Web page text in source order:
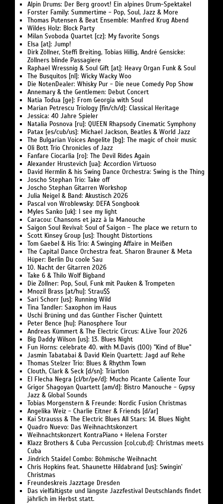
Alpin Drums: Der Berg groovt! Ein alpines Drum-Spektakel
Forster Family: Summertime - Pop, Soul, Jazz & More
Thomas Putensen & Beat Ensemble: Manfred Krug Abend
Wildes Holz: Block Party
Milan Svoboda Quartet [cz]: My favorite Songs
Elsa [at]: Jump!
Dirk Zöllner, Steffi Breiting, Tobias Hillig, André Gensicke:
Zöllners blinde Passagiere
Raphael Wressnig & Soul Gift [at]: Heavy Organ Funk & Soul
The Busquitos [nl]: Wicky Wacky Woo
Die NotenDealer: Whisky Pur - Die neue Comedy Pop Show
Annemary & the Gentlemen: Debut Concert
Natia Todua [ge]: From Georgia with Soul
Marian Petrescu Triology [fin/ch/d]: Classical Heritage
Jessica: 40 Jahre Spieler
Natalia Posnova [ru]: QUEEN Rhapsody Cinematic Symphony
Patax [es/cub/us]: Michael Jackson, Beatles & World Jazz
The Bulgarian Voices Angelite [bg]: The magic of choir music
Oli Bott Trio Chronicles of Jazz
Fanfare Ciocarlia [ro]: The Devil Rides Again
Alexander Hrustevich [ua]: Accordion Virtuoso
David Hermlin & his Swing Dance Orchestra: Swing is the Thing
Joscho Stephan Trio: Take off
Joscho Stephan Gitarren Workshop
Julia Neigel & Band: Akustisch 2026
Pascal von Wroblewsky: DEFA Songbook
Myles Sanko [uk]: I see my light
Caracou: Chansons et jazz à la Manouche
Saigon Soul Revival: Soul of Saigon - The place we return to
Scott Kinsey Group [us]: Thought Distortions
Tom Gaebel & His Trio: A Swinging Affaire in Meißen
The Capital Dance Orchestra feat. Sharon Brauner & Meta
Hüper: Berlin Du coole Sau
10. Nacht der Gitarren 2026
Take 6 & Thilo Wolf Bigband
Die Zöllner: Pop, Soul, Funk mit Pauken & Trompeten
Mnozil Brass [at/hu]: Strau$$
Sari Schorr [us]: Running Wild
Tina Tandler: Saxophon im Haus
Uschi Brüning und das Günther Fischer Quintett
Peter Bence [hu]: Pianosphere Tour
Andreas Kümmert & The Electric Circus: A.Live Tour 2026
Big Daddy Wilson [us]: 13. Blues Night
Fun Horns: celebrate 40. with M.Davis (100) "Kind of Blue"
Jasmin Tabatabai & David Klein Quartett: Jagd auf Rehe
Thomas Stelzer Trio: Blues & Rhythm Town
Clouth, Clark & Seck [d/sn]: Triartlon
El Flecha Negra [cl/br/pe/d]: Mucho Picante Caliente Tour
Grigor Shagoyan Quartett [am/d]: Bistro Manouche - Gypsy
Jazz & Global Sounds
Tobias Morgenstern & Freunde: Nordic Fusion Christmas
Angelika Weiz - Charlie Eitner & Friends [d/ar]
Kai Strausss & The Electric Blues All Stars: 14. Blues Night
Quadro Nuevo: Das Weihnachtskonzert
Weihnachtskonzert KontraPiano + Helena Forster
Klazz Brothers & Cuba Percussion [col,cub,d]: Christmas meets
Cuba
Jindrich Staidel Combo: Böhmische Weihnacht
Chris Hopkins feat. Shaunette Hildabrand [us]: Swingin'
Christmas
Freundeskreis Jazztage Dresden
Das vielfältigste und längste Jazzfestival Deutschlands findet
jährlich im Herbst statt.